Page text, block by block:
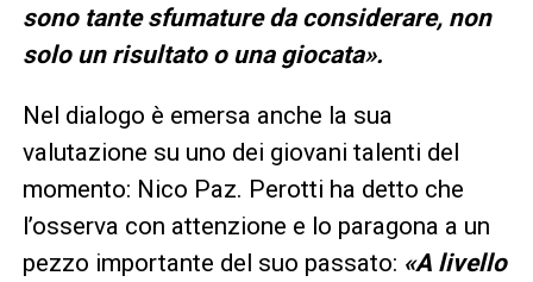
sono tante sfumature da considerare, non
solo un risultato o una giocata».
Nel dialogo è emersa anche la sua
valutazione su uno dei giovani talenti del
momento: Nico Paz. Perotti ha detto che
l’osserva con attenzione e lo paragona a un
pezzo importante del suo passato: «A livello